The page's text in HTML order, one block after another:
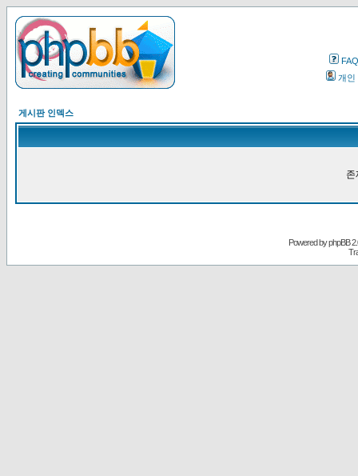
FAQ
개인
게시판 인덱스
존
Powered byphpBB